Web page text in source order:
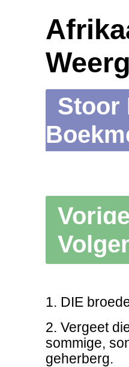
Stoor
Vorige
1. DIE
2. Vergeet
sommige,
geherberg.